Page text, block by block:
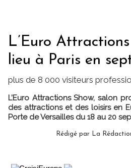
L’Euro
lieu à Paris en
plus de 8 000 visiteurs
L’Euro Attractions Show, salon
des attractions et des loisirs en
Porte de Versailles du 18 au 20
Rédigé par La